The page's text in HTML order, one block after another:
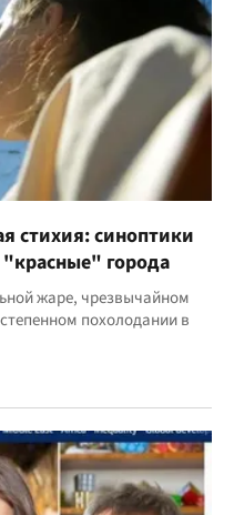
стихия: синоптики
"красные" города
жаре, чрезвычайном
похолодании в